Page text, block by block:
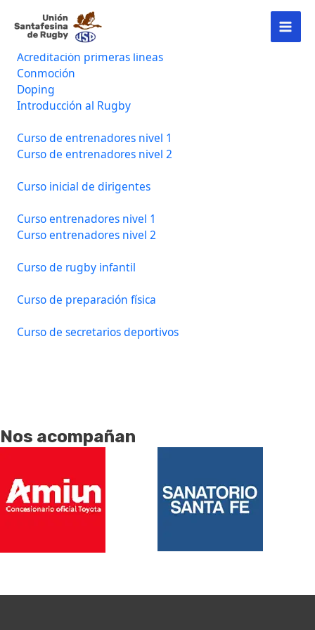
contenidoCursos de acreditación obligatoria
Acreditación primeras líneas
Conmoción
Doping
Introducción al Rugby
Curso de entrenadores nivel 1
Curso de entrenadores nivel 2
Curso inicial de dirigentes
Curso entrenadores nivel 1
Curso entrenadores nivel 2
Curso de rugby infantil
Curso de preparación física
Curso de secretarios deportivos
Nos acompañan